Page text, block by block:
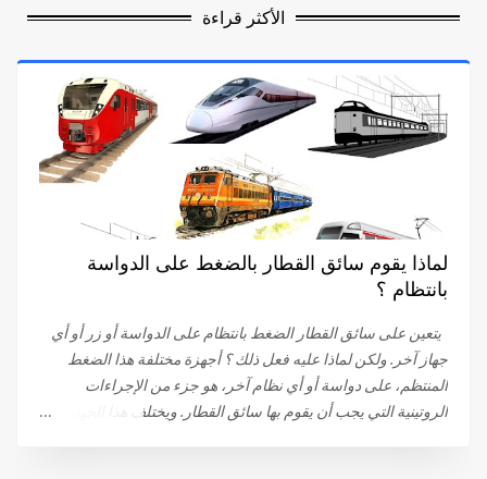
الأكثر قراءة
لماذا يقوم سائق القطار بالضغط على الدواسة
بانتظام ؟
يتعين على سائق القطار الضغط بانتظام على الدواسة أو زر أو أي
جهاز آخر. ولكن لماذا عليه فعل ذلك ؟ أجهزة مختلفة هذا الضغط
المنتظم، على دواسة أو أي نظام آخر، هو جزء من الإجراءات
الروتينية التي يجب أن يقوم بها سائق القطار. ويختلف هذا الجهاز